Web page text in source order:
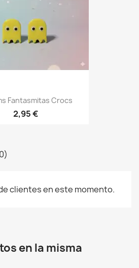
Fantasmitas Crocs
2,95 €
clientes en este momento.
en la misma